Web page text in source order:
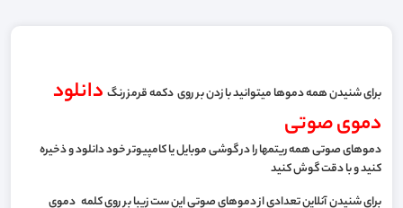
برای شنیدن همه دموها میتوانید با زدن بر روی دکمه قرمز رنگ دانلود
دموی صوتی
دموهای صوتی همه ریتمها را در گوشی موبایل یا کامپیوتر خود دانلود و ذخیره
کنید و با دقت گوش کنید
برای شنیدن آنلاین تعدادی از دموهای صوتی این ست زیبا بر روی کلمه دموی